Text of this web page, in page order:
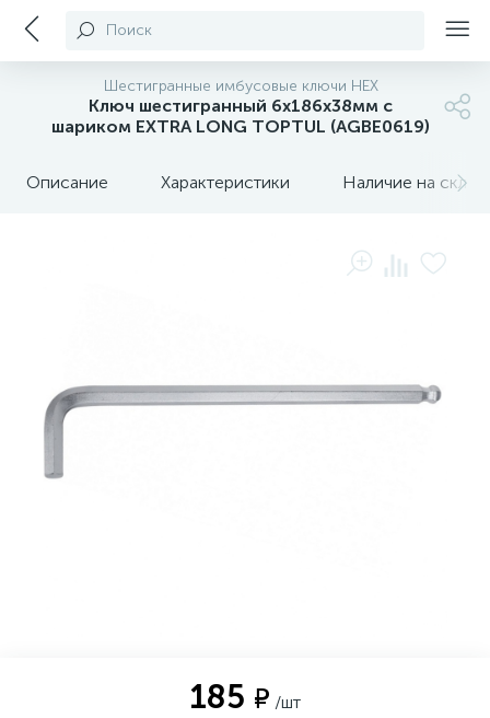
Поиск
Шестигранные имбусовые ключи HEX
Ключ шестигранный 6х186х38мм с
шариком EXTRA LONG TOPTUL (AGBE0619)
Описание Характеристики Наличие на
185 ₽ /шт